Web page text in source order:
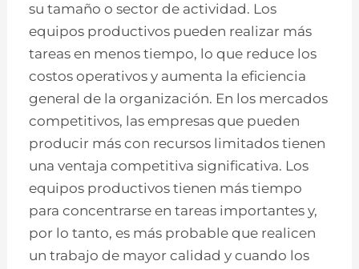
su tamaño o sector de actividad. Los
equipos productivos pueden realizar más
tareas en menos tiempo, lo que reduce los
costos operativos y aumenta la eficiencia
general de la organización. En los mercados
competitivos, las empresas que pueden
producir más con recursos limitados tienen
una ventaja competitiva significativa. Los
equipos productivos tienen más tiempo
para concentrarse en tareas importantes y,
por lo tanto, es más probable que realicen
un trabajo de mayor calidad y cuando los